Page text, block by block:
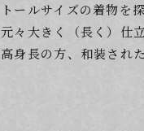
トールサイズの着物を
元々大きく（長く）仕
高身長の方、和装され